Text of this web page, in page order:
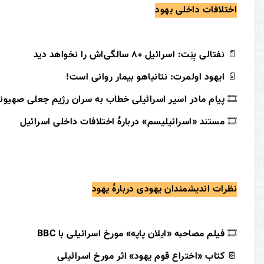
اختلافات داخلی یهود
📄 نفتالی بِنِت: اسرائیل 80 سالگی‌اش را نخواهد دید
📄 ایهود اولمرت: نتانیاهو بیمار روانی است!
🎞 پیام مادر اسیر اسرائیلی خطاب به سران رژیم جعلی
🎞 مستند «اسرائیلیسم» دربارۀ اختلافات داخلی اسرائیل
نظرات اندیشمندان یهودی دربارۀ یهود
🎞 فیلم مصاحبه «ایلان پاپه» مورخ اسرائیلی با BBC
📔 کتاب «اختراع قوم یهود» اثر مورخ اسرائیلی